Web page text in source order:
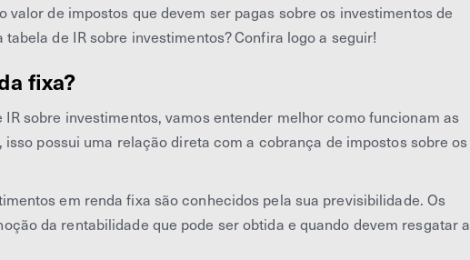
valor de impostos que devem ser pagas sobre os investimentos de
de IR sobre investimentos? Confira logo a seguir!
fixa?
sobre investimentos, vamos entender melhor como funcionam as
possui uma relação direta com a cobrança de impostos sobre os
em renda fixa são conhecidos pela sua previsibilidade. Os
da rentabilidade que pode ser obtida e quando devem resgatar a